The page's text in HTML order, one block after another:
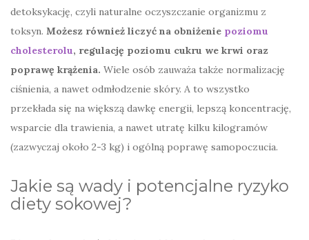
detoksykację, czyli naturalne oczyszczanie organizmu z
toksyn. Możesz również liczyć na obniżenie poziomu
cholesterolu, regulację poziomu cukru we krwi oraz
poprawę krążenia. Wiele osób zauważa także normalizację
ciśnienia, a nawet odmłodzenie skóry. A to wszystko
przekłada się na większą dawkę energii, lepszą koncentrację,
wsparcie dla trawienia, a nawet utratę kilku kilogramów
(zazwyczaj około 2-3 kg) i ogólną poprawę samopoczucia.
Jakie są wady i potencjalne ryzyko
diety sokowej?